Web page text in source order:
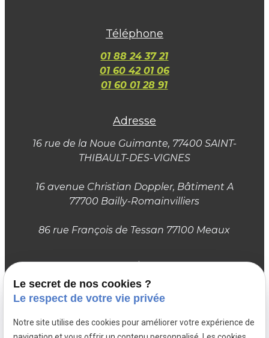
Téléphone
01 88 24 37 21
01 60 42 01 06
01 60 01 28 91
Adresse
16 rue de la Noue Guimante, 77400 SAINT-
THIBAULT-DES-VIGNES
16 avenue Christian Doppler, Bâtiment A
77700 Bailly-Romainvilliers
86 rue François de Tessan 77100 Meaux
Horaires
Du lundi au samedi :
10h – 12h / 13h30 – 18h30
Suivez-nous
Le secret de nos cookies ?
Le respect de votre vie privée
Notre site utilise des cookies pour améliorer votre expérience de